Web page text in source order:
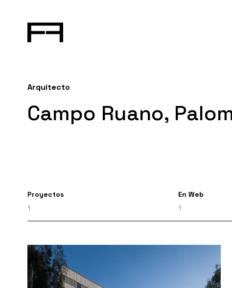
Arquitecto
Campo Ruano,
Proyectos
1
En Web
1